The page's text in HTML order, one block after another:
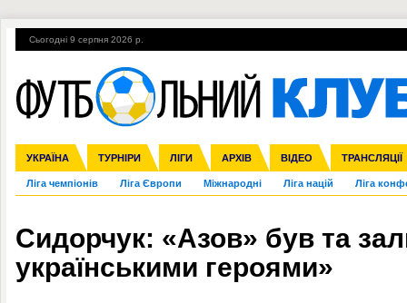
Сьогодні 9 серпня 2026 р.
УКРАЇНА ТУРНІРИ ЛІГИ АРХІВ ВІДЕО ТРАНСЛЯЦІЇ
Збірна Прем'єр-ліга Перша ліга Друга ліга Кубок України
Ліга чемпіонів Ліга Європи Міжнародні Ліга націй Ліга
Англія Іспанія Італія Німеччина Франція Інші
ЧС-2014 ЄВРО-2016 Росія Кубок конфедерацій ЧЄ-2015 (U-
Гарячі теми УПЛ, 2-й тур ВІЙНА УПЛ-ПЕРЕХОДИ
Сидорчук: «Азов» був та
українськими героями»